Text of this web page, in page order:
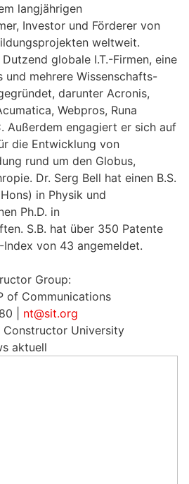
langjährigen
Investor und Förderer von
weltweit.
globale I.T.-Firmen, eine
und mehrere Wissenschafts-
darunter Acronis,
Webpros, Runa
Außerdem engagiert er sich auf
die Entwicklung von
rund um den Globus,
Dr. Serg Bell hat einen B.S.
in Physik und
Ph.D. in
S.B. hat über 350 Patente
Index von 43 angemeldet.
Group:
of Communications
| nt@sit.org
University
aktuell